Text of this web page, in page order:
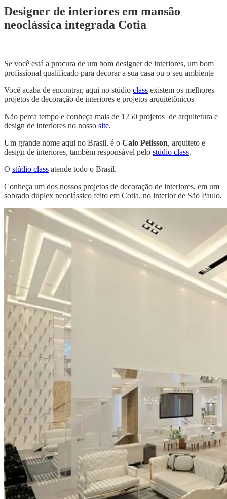
Designer de interiores em mansão
neoclássica integrada Cotia
Se você está a procura de um bom designer de interiores, um bom
profissional qualificado para decorar a sua casa ou o seu ambiente
Você acaba de encontrar, aqui no stúdio class existem os melhores
projetos de decoração de interiores e projetos arquitetônicos
Não perca tempo e conheça mais de 1250 projetos de arquitetura e
design de interiores no nosso site.
Um grande nome aqui no Brasil, é o Caio Pelisson, arquiteto e
design de interiores, também responsável pelo stúdio class.
O stúdio class atende todo o Brasil.
Conheça um dos nossos projetos de decoração de interiores, em um
sobrado duplex neoclássico feito em Cotia, no interior de São Paulo.